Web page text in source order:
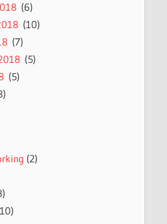
(6)
(10)
(7)
(5)
(5)
(2)